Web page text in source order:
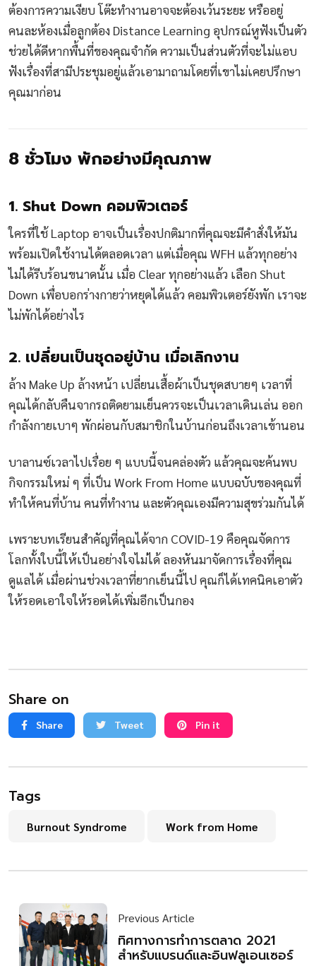
ต้องการความเงียบ โต๊ะทำงานอาจจะต้องเว้นระยะ หรืออยู่
คนละห้องเมื่อลูกต้อง Distance Learning อุปกรณ์หูฟังเป็นตัว
ช่วยได้ดีหากพื้นที่ของคุณจำกัด ความเป็นส่วนตัวที่จะไม่แอบ
ฟังเรื่องที่สามีประชุมอยู่แล้วเอามาถามโดยที่เขาไม่เคยปรึกษา
คุณมาก่อน
8 ชั่วโมง พักอย่างมีคุณภาพ
1. Shut Down คอมพิวเตอร์
ใครที่ใช้ Laptop อาจเป็นเรื่องปกติมากที่คุณจะมีคำสั่งให้มัน
พร้อมเปิดใช้งานได้ตลอดเวลา แต่เมื่อคุณ WFH แล้วทุกอย่าง
ไม่ได้รีบร้อนขนาดนั้น เมื่อ Clear ทุกอย่างแล้ว เลือก Shut
Down เพื่อบอกร่างกายว่าหยุดได้แล้ว คอมพิวเตอร์ยังพัก เราจะ
ไม่พักได้อย่างไร
2. เปลี่ยนเป็นชุดอยู่บ้าน เมื่อเลิกงาน
ล้าง Make Up ล้างหน้า เปลี่ยนเสื้อผ้าเป็นชุดสบายๆ เวลาที่
คุณได้กลับคืนจากรถติดยามเย็นควรจะเป็นเวลาเดินเล่น ออก
กำลังกายเบาๆ พักผ่อนกับสมาชิกในบ้านก่อนถึงเวลาเข้านอน
บาลานซ์เวลาไปเรื่อย ๆ แบบนี้จนคล่องตัว แล้วคุณจะค้นพบ
กิจกรรมใหม่ ๆ ที่เป็น Work From Home แบบฉบับของคุณที่
ทำให้คนที่บ้าน คนที่ทำงาน และตัวคุณเองมีความสุขร่วมกันได้
เพราะบทเรียนสำคัญที่คุณได้จาก COVID-19 คือคุณจัดการ
โลกทั้งใบนี้ให้เป็นอย่างใจไม่ได้ ลองหันมาจัดการเรื่องที่คุณ
ดูแลได้ เมื่อผ่านช่วงเวลาที่ยากเย็นนี้ไป คุณก็ได้เทคนิคเอาตัว
ให้รอดเอาใจให้รอดได้เพิ่มอีกเป็นกอง
Share on
Share Tweet Pin it
Tags
Burnout Syndrome Work from Home
Previous Article
ทิศทางการทำการตลาด 2021
สำหรับแบรนด์และอินฟลูเอนเซอร์